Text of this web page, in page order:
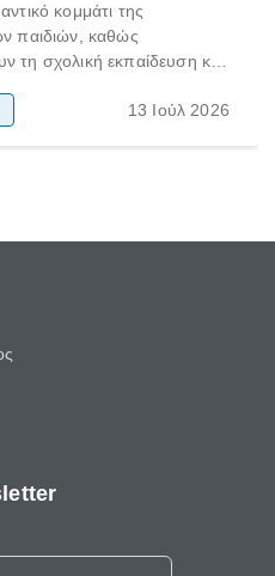
κομμάτι της
παιδιών, καθώς
τη σχολική εκπαίδευση και
της κοινωνικότητας
13 Ιούλ 2026